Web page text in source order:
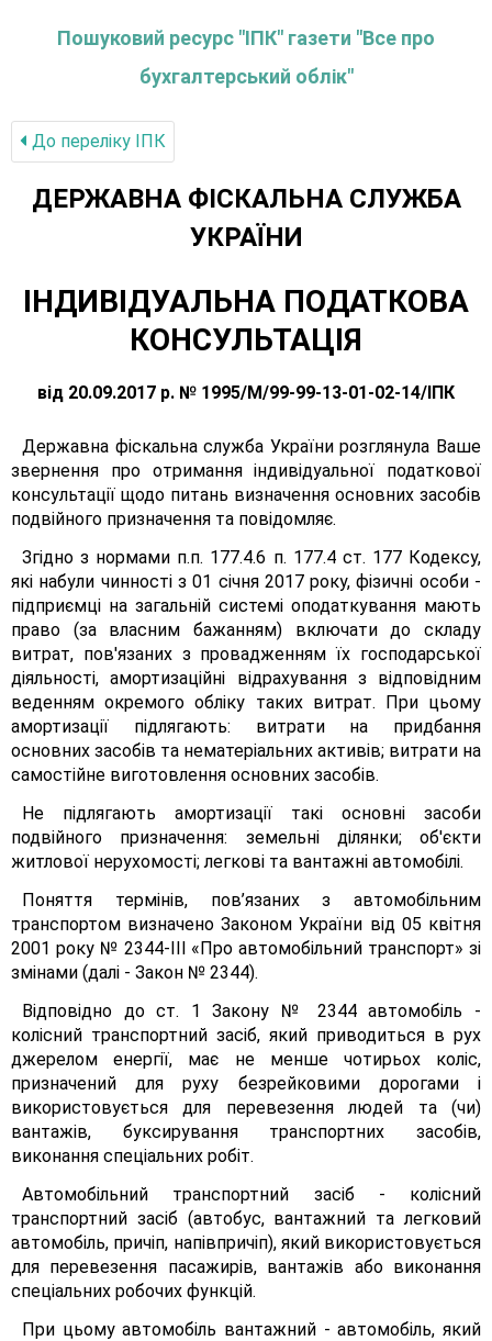
Пошуковий ресурс "ІПК" газети "Все про
бухгалтерський облік"
До переліку IПК
ДЕРЖАВНА ФІСКАЛЬНА СЛУЖБА
УКРАЇНИ
ІНДИВІДУАЛЬНА ПОДАТКОВА
КОНСУЛЬТАЦІЯ
від 20.09.2017 р. № 1995/М/99-99-13-01-02-14/ІПК
Державна фіскальна служба України розглянула Ваше
звернення про отримання індивідуальної податкової
консультації щодо питань визначення основних засобів
подвійного призначення та повідомляє.
Згідно з нормами п.п. 177.4.6 п. 177.4 ст. 177 Кодексу,
які набули чинності з 01 січня 2017 року, фізичні особи -
підприємці на загальній системі оподаткування мають
право (за власним бажанням) включати до складу
витрат, пов'язаних з провадженням їх господарської
діяльності, амортизаційні відрахування з відповідним
веденням окремого обліку таких витрат. При цьому
амортизації підлягають: витрати на придбання
основних засобів та нематеріальних активів; витрати на
самостійне виготовлення основних засобів.
Не підлягають амортизації такі основні засоби
подвійного призначення: земельні ділянки; об'єкти
житлової нерухомості; легкові та вантажні автомобілі.
Поняття термінів, пов’язаних з автомобільним
транспортом визначено Законом України від 05 квітня
2001 року № 2344-ІІІ «Про автомобільний транспорт» зі
змінами (далі - Закон № 2344).
Відповідно до ст. 1 Закону № 2344 автомобіль -
колісний транспортний засіб, який приводиться в рух
джерелом енергії, має не менше чотирьох коліс,
призначений для руху безрейковими дорогами і
використовується для перевезення людей та (чи)
вантажів, буксирування транспортних засобів,
виконання спеціальних робіт.
Автомобільний транспортний засіб - колісний
транспортний засіб (автобус, вантажний та легковий
автомобіль, причіп, напівпричіп), який використовується
для перевезення пасажирів, вантажів або виконання
спеціальних робочих функцій.
При цьому автомобіль вантажний - автомобіль, який